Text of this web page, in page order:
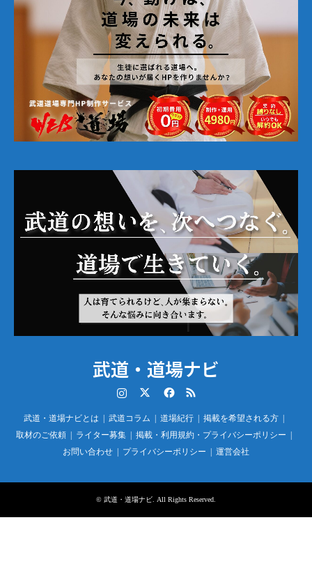
武道・道場ナビ
RSS
武道・道場ナビとは 武道コラム 道場紀行
掲載を希望される方
取材のご依頼
ライター募集
掲載・利用規約・プライバシーポリシー
お問い合わせ
プライバシーポリシー 運営会社
© 武道・道場ナビ . All Rights Reserved.